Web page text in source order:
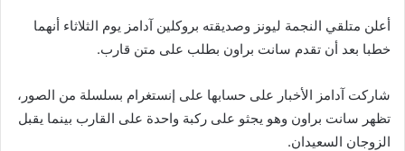
أعلن متلقي النجمة ليونز وصديقته بروكلين آدامز يوم الثلاثاء أنهما
خطبا بعد أن تقدم سانت براون بطلب على متن قارب.
شاركت آدامز الأخبار على حسابها على إنستغرام بسلسلة من الصور،
تظهر سانت براون وهو يجثو على ركبة واحدة على القارب بينما يقبل
الزوجان السعيدان.